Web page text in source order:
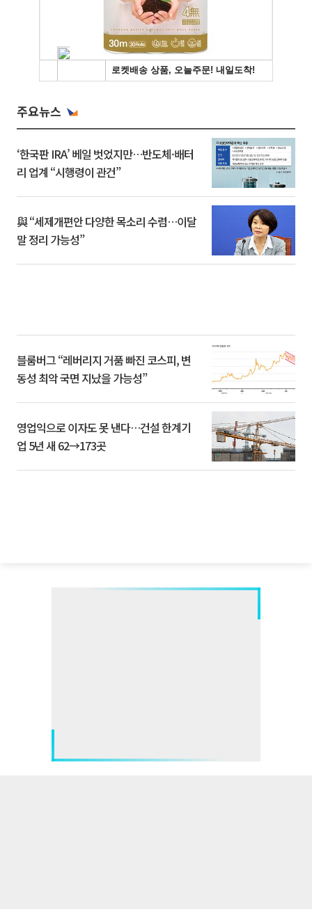
주요뉴스
‘한국판 IRA’ 베일 벗었지만…반도체·배터
리 업계 “시행령이 관건”
與 “세제개편안 다양한 목소리 수렴…이달
말 정리 가능성”
블룸버그 “레버리지 거품 빠진 코스피, 변
동성 최악 국면 지났을 가능성”
영업익으로 이자도 못 낸다…건설 한계기
업 5년 새 62→173곳